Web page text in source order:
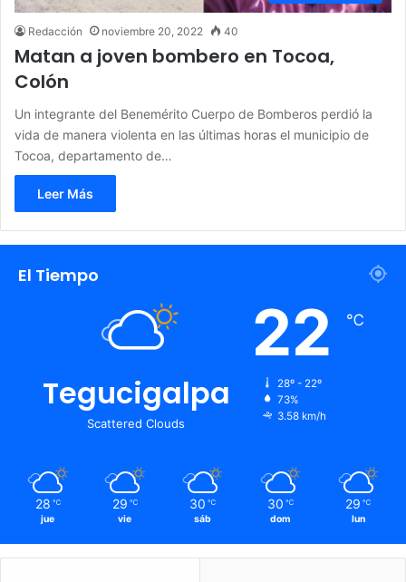
Redacción noviembre 20, 2022 40
Matan a joven bombero en Tocoa,
Colón
Un integrante del Benemérito Cuerpo de Bomberos perdió la
vida de manera violenta en las últimas horas el municipio de
Tocoa, departamento de…
Leer Más
El Tiempo
Tegucigalpa
Scattered Clouds
22 ℃
28º - 22º
73%
3.58 km/h
28 ℃
jue
29 ℃
vie
30 ℃
sáb
30 ℃
dom
29 ℃
lun